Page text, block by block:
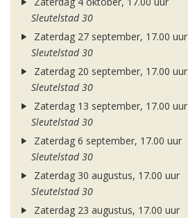
Sleutelstad 30
Zaterdag 27 september, 17.00 uur
Sleutelstad 30
Zaterdag 20 september, 17.00 uur
Sleutelstad 30
Zaterdag 13 september, 17.00 uur
Sleutelstad 30
Zaterdag 6 september, 17.00 uur
Sleutelstad 30
Zaterdag 30 augustus, 17.00 uur
Sleutelstad 30
Zaterdag 23 augustus, 17.00 uur